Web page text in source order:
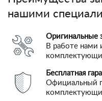
нашими
Оригинальные
В работе нами
Бесплатная
Официальный